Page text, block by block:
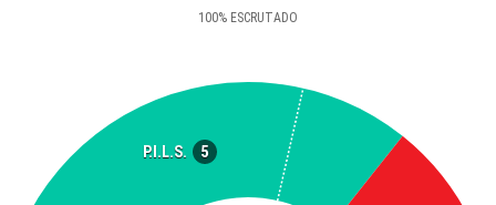
100% ESCRUTADO
P.I.L.S. 5